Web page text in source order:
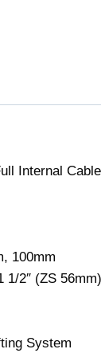
Internal
100mm
1/2″ (ZS
System